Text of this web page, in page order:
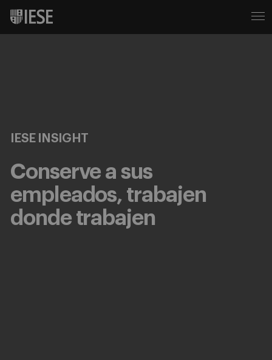
IESE INSIGHT
Conserve a sus
empleados, trabajen
donde trabajen